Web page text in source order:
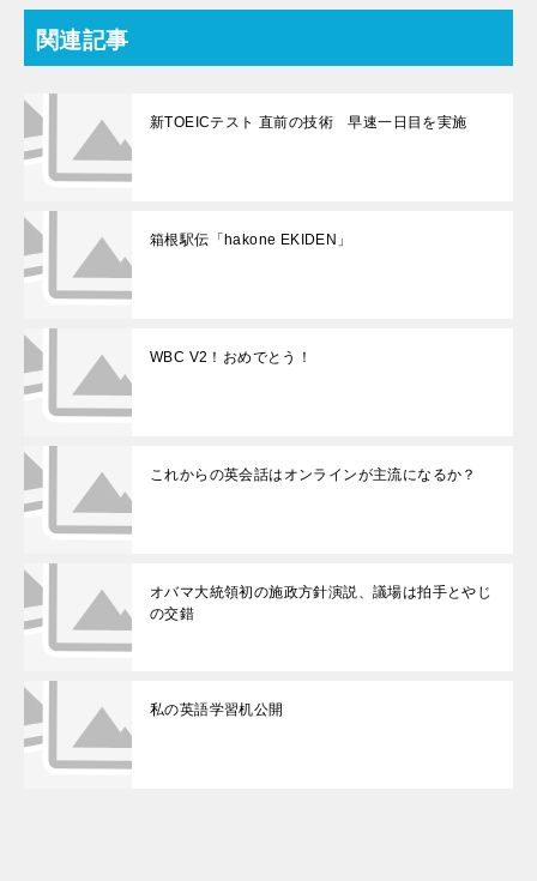
関連記事
新TOEICテスト 直前の技術 早速一日目を実施
箱根駅伝「hakone EKIDEN」
WBC V2！おめでとう！
これからの英会話はオンラインが主流になるか？
オバマ大統領初の施政方針演説、議場は拍手とやじ
の交錯
私の英語学習机公開